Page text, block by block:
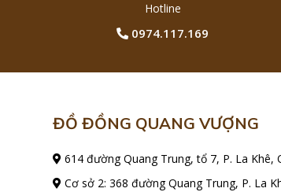
Hotline
0974.117.169
ĐỒ ĐỒNG QUANG VƯỢNG
614 đường Quang Trung, tổ 7, P. La Khê,
Cơ sở 2: 368 đường Quang Trung, P. La